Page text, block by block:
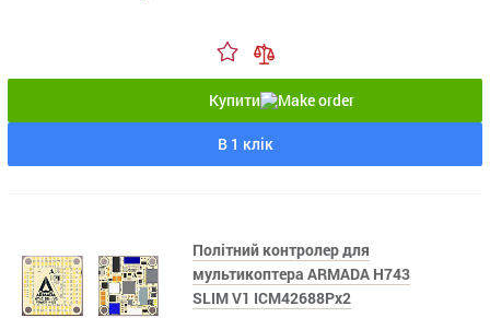
Купити
В 1 клік
Політний контролер для
мультикоптера ARMADA H743
SLIM V1 ICM42688Px2